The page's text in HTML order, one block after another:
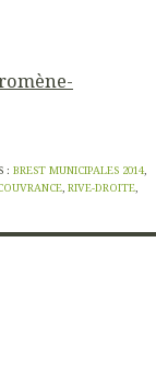
:BREST MUNICIPALES 2014,
, RIVE-DROITE,